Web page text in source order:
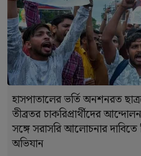
হাসপাতালের ভর্তি অনশনরত
তীব্রতর চাকরিপ্রার্থীদের
সঙ্গে সরাসরি আলোচনার দাবিতে
অভিযান